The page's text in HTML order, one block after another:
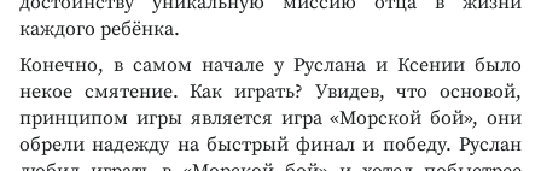
каждого ребёнка.
Конечно, в самом начале у Руслана и Ксении было
некое смятение. Как играть? Увидев, что основой,
принципом игры является игра «Морской бой», они
обрели надежду на быстрый финал и победу. Руслан